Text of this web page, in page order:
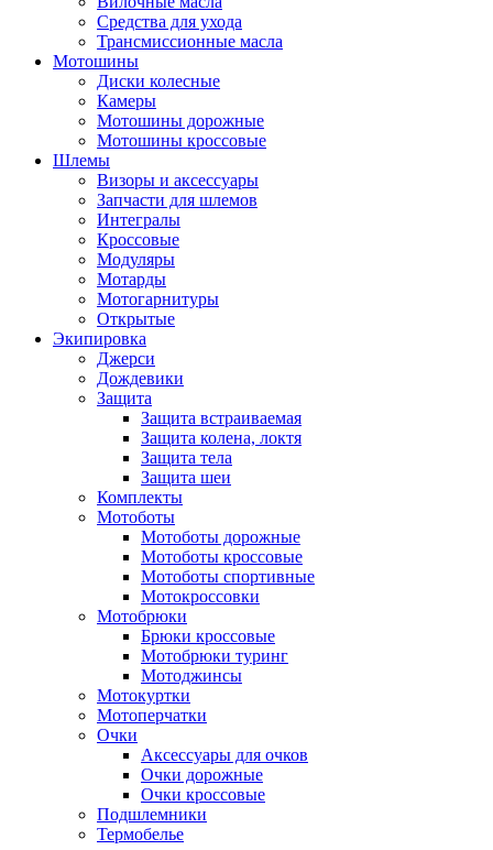
Средства для ухода
Трансмиссионные масла
Мотошины
Диски колесные
Камеры
Мотошины дорожные
Мотошины кроссовые
Шлемы
Визоры и аксессуары
Запчасти для шлемов
Интегралы
Кроссовые
Модуляры
Мотарды
Мотогарнитуры
Открытые
Экипировка
Джерси
Дождевики
Защита
Защита встраиваемая
Защита колена, локтя
Защита тела
Защита шеи
Комплекты
Мотоботы
Мотоботы дорожные
Мотоботы кроссовые
Мотоботы спортивные
Мотокроссовки
Мотобрюки
Брюки кроссовые
Мотобрюки туринг
Мотоджинсы
Мотокуртки
Мотоперчатки
Очки
Аксессуары для очков
Очки дорожные
Очки кроссовые
Подшлемники
Термобелье